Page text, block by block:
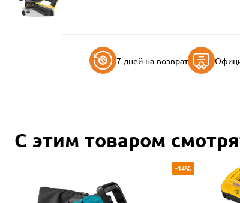
7 дней на возврат
С этим товаром
-14%